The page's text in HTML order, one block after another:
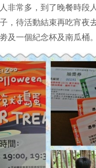
非常多，到了晚餐時段
，待活動結束再吃宵夜去
及一個紀念杯及南瓜桶。